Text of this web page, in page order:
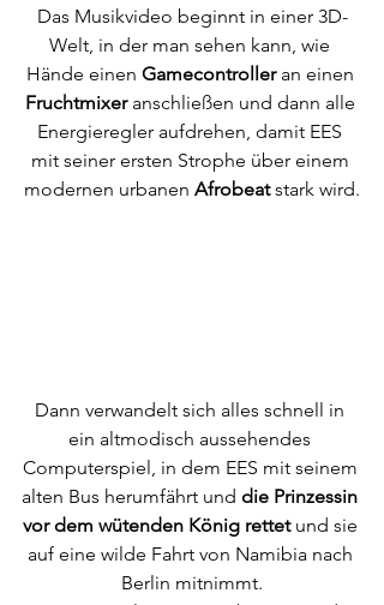
Das Musikvideo beginnt in einer 3D-
Welt, in der man sehen kann, wie
Hände einen Gamecontroller an einen
Fruchtmixer anschließen und dann alle
Energieregler aufdrehen, damit EES
mit seiner ersten Strophe über einem
modernen urbanen Afrobeat stark wird.
Dann verwandelt sich alles schnell in
ein altmodisch aussehendes
Computerspiel, in dem EES mit seinem
alten Bus herumfährt und die Prinzessin
vor dem wütenden König rettet und sie
auf eine wilde Fahrt von Namibia nach
Berlin mitnimmt.